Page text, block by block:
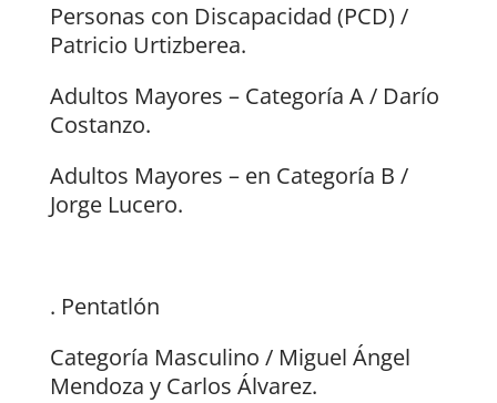
Personas con Discapacidad (PCD) /
Patricio Urtizberea.
Adultos Mayores – Categoría A / Darío
Costanzo.
Adultos Mayores – en Categoría B /
Jorge Lucero.
. Pentatlón
Categoría Masculino / Miguel Ángel
Mendoza y Carlos Álvarez.